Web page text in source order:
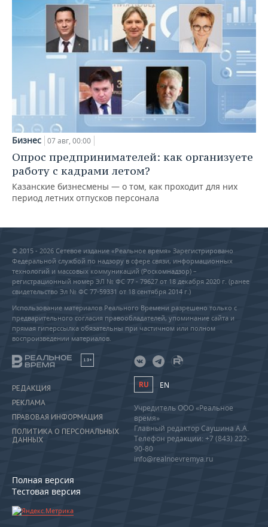
Бизнес 07 авг, 00:00
Опрос предпринимателей: как организуете
работу с кадрами летом?
Казанские бизнесмены — о том, как проходит для них
период летних отпусков персонала
© 2015 - 2026 Сетевое издание «Реальное время» Зарегистрировано
Федеральной службой по надзору в сфере связи, информационных
технологий и массовых коммуникаций (Роскомнадзор) –
регистрационный номер ЭЛ № ФС 77 - 79627 от 18 декабря 2020 г. (ранее
свидетельство Эл № ФС 77-59331 от 18 сентября 2014 г.)
Использование материалов Реального Времени разрешено только с
предварительного согласия правообладателей, упоминание сайта и
прямая гиперссылка обязательны при частичном или полном
воспроизведении материалов.
18+
РЕДАКЦИЯ
РЕКЛАМА
ПРАВОВАЯ ИНФОРМАЦИЯ
ПОЛИТИКА О ПЕРСОНАЛЬНЫХ
ДАННЫХ
Полная версия
Тестовая версия
RU EN
Учредитель ООО «Реальное
время»
Главный редактор Саушина А.А.
Телефон редакции: +7 (843) 222-
90-80
info@realnoevremya.ru